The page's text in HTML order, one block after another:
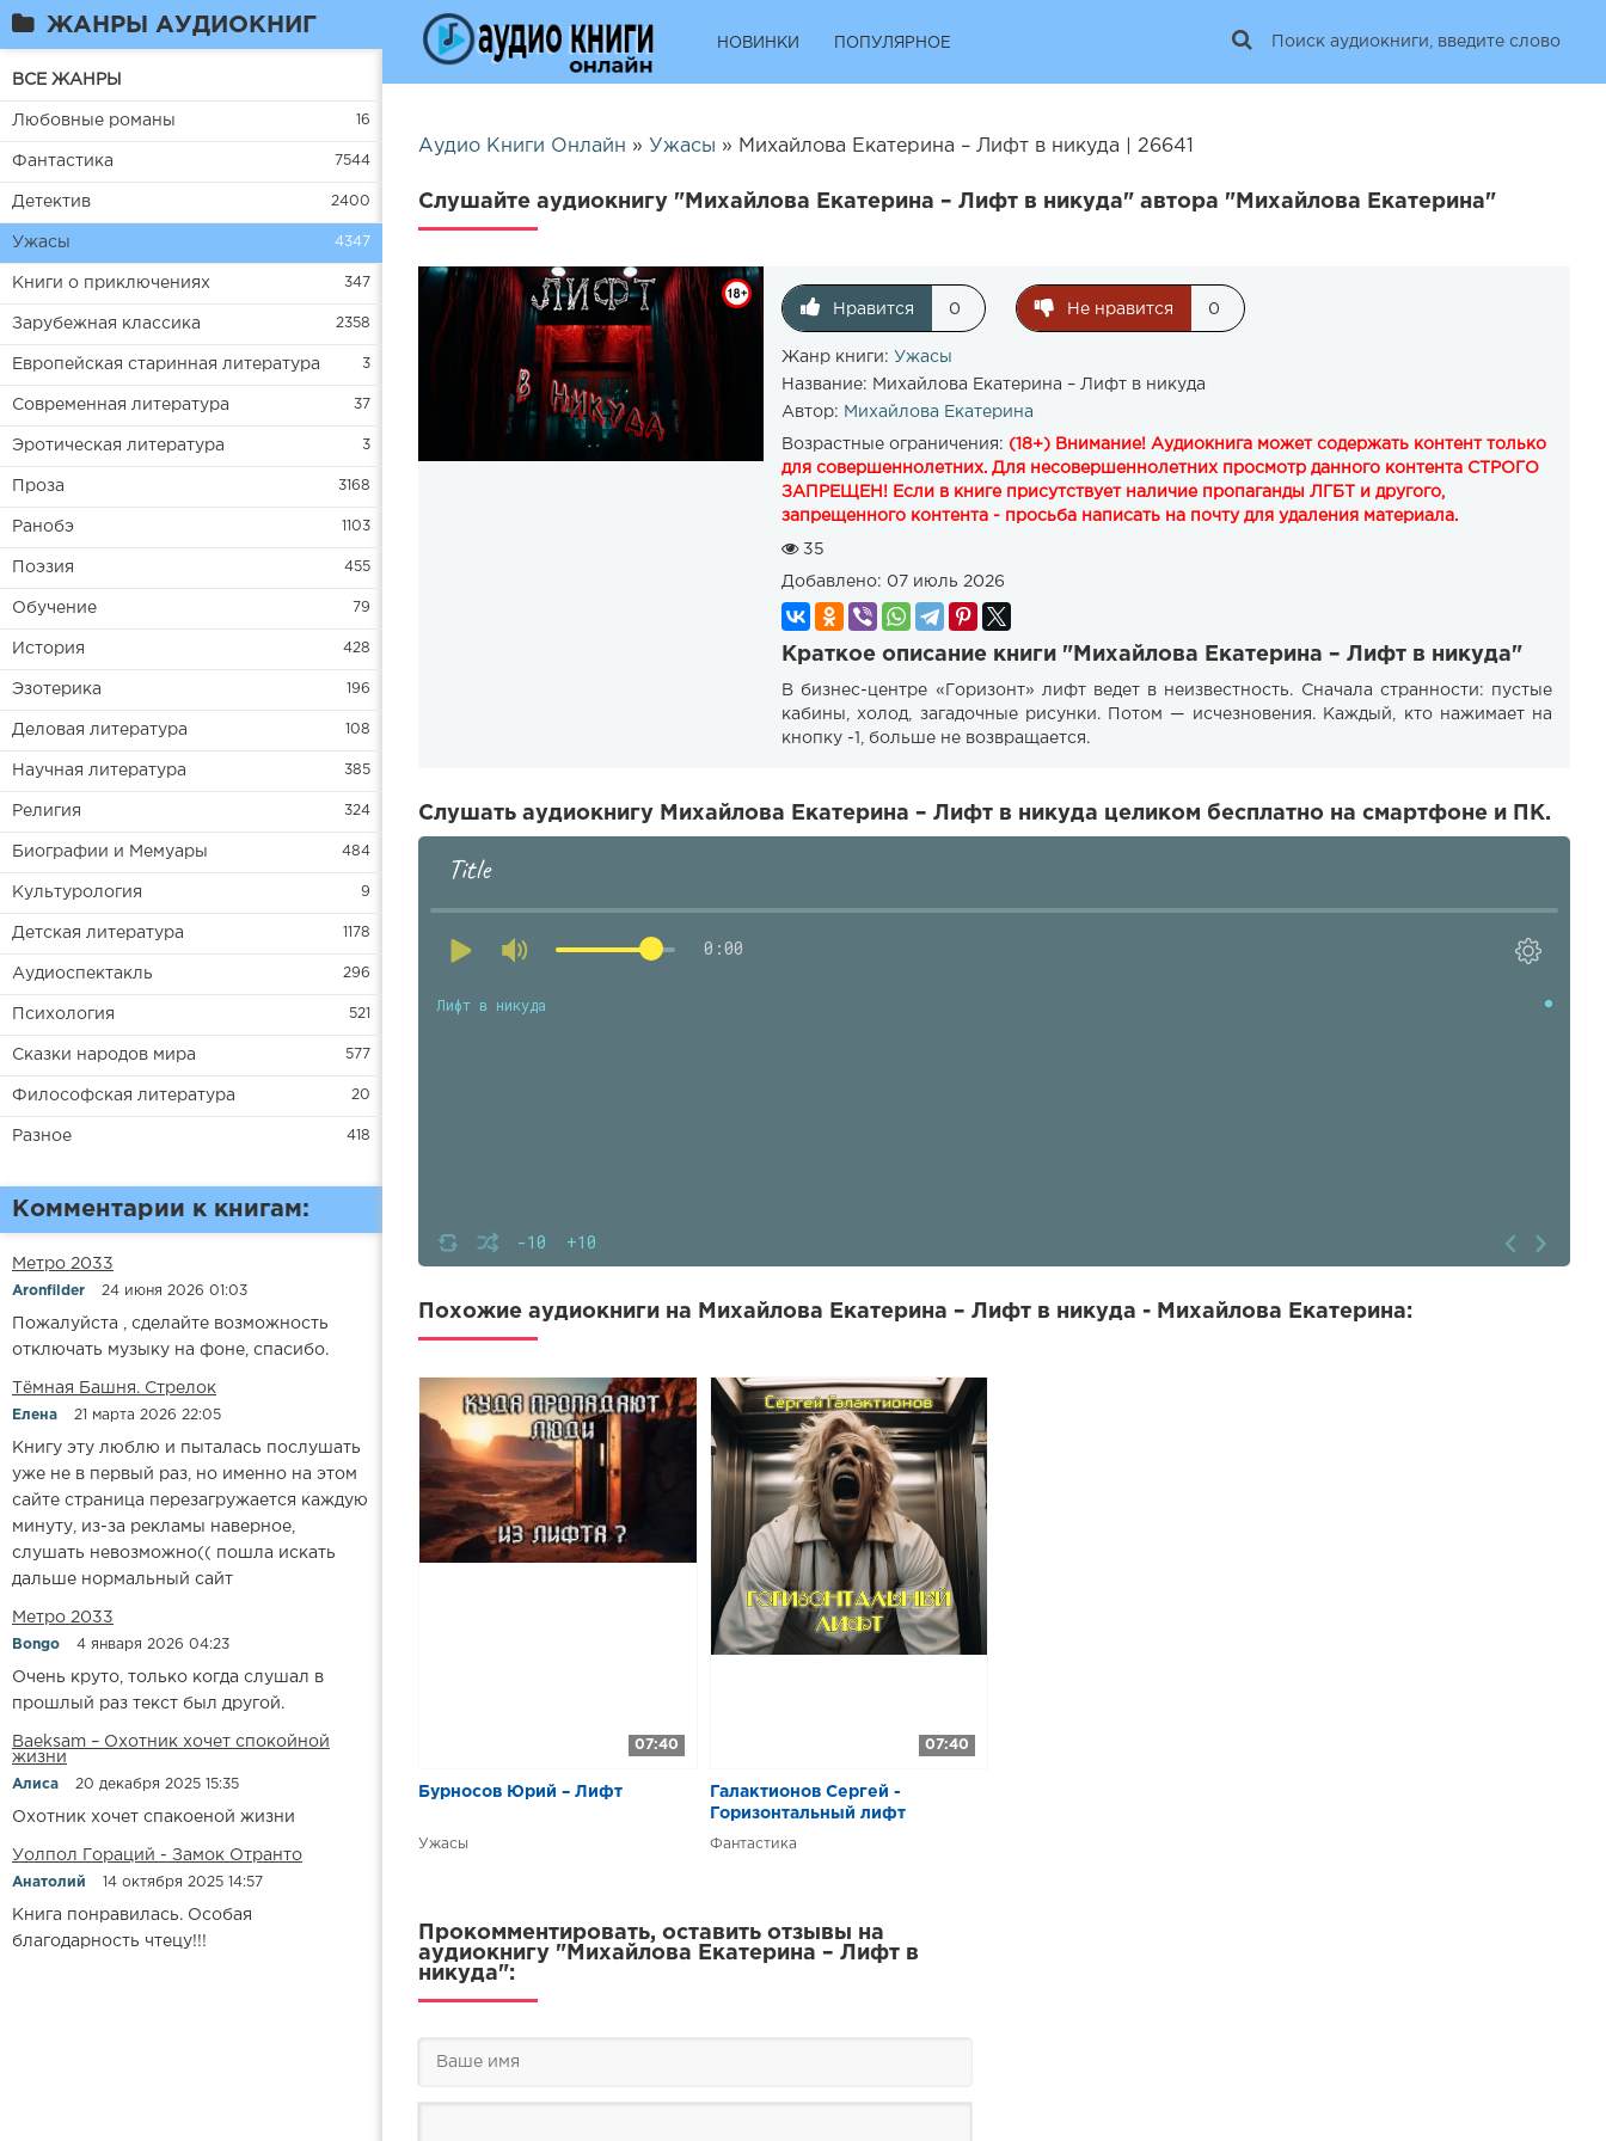
ЖАНРЫ АУДИОКНИГ
ВСЕ ЖАНРЫ
Любовные романы 16
Фантастика 7544
Детектив 2400
Ужасы 4347
Книги о приключениях 347
Зарубежная классика 2358
Европейская старинная литература 3
Современная литература 37
Эротическая литература 3
Проза 3168
Ранобэ 1103
Поэзия 455
Обучение 79
История 428
Эзотерика 196
Деловая литература 108
Научная литература 385
Религия 324
Биографии и Мемуары 484
Культурология 9
Детская литература 1178
Аудиоспектакль 296
Психология 521
Сказки народов мира 577
Философская литература 20
Разное 418
Комментарии к книгам:
Метро 2033
Aronfilder 24 июня 2026 01:03
Пожалуйста , сделайте возможность
отключать музыку на фоне, спасибо.
​​Тёмная Башня. Стрелок
Елена 21 марта 2026 22:05
Книгу эту люблю и пыталась послушать
уже не в первый раз, но именно на этом
сайте страница перезагружается каждую
минуту, из-за рекламы наверное,
слушать невозможно(( пошла искать
дальше нормальный сайт
Метро 2033
Bongo 4 января 2026 04:23
Очень круто, только когда слушал в
прошлый раз текст был другой.
Baeksam – Охотник хочет спокойной
жизни
Алиса 20 декабря 2025 15:35
Охотник хочет спакоеной жизни
Уолпол Гораций - Замок Отранто
Анатолий 14 октября 2025 14:57
Книга понравилась. Особая
благодарность чтецу!!!
НОВИНКИ ПОПУЛЯРНОЕ
Аудио Книги Онлайн » Ужасы » Михайлова Екатерина – Лифт в никуда | 26641
Слушайте аудиокнигу "Михайлова Екатерина – Лифт в никуда" автора "Михайлова Екатерина"
Нравится 0 Не нравится 0
Жанр книги: Ужасы
Название: Михайлова Екатерина – Лифт в никуда
Автор: Михайлова Екатерина
Возрастные ограничения: (18+) Внимание! Аудиокнига может содержать контент только
для совершеннолетних. Для несовершеннолетних просмотр данного контента СТРОГО
ЗАПРЕЩЕН! Если в книге присутствует наличие пропаганды ЛГБТ и другого,
запрещенного контента - просьба написать на почту для удаления материала.
35
Добавлено: 07 июль 2026
Краткое описание книги "Михайлова Екатерина – Лифт в никуда"
В бизнес-центре «Горизонт» лифт ведет в неизвестность. Сначала странности: пустые
кабины, холод, загадочные рисунки. Потом — исчезновения. Каждый, кто нажимает на
кнопку -1, больше не возвращается.
Слушать аудиокнигу Михайлова Екатерина – Лифт в никуда целиком бесплатно на смартфоне и ПК.
Title
0:00
-10 +10
Лифт в никуда
Похожие аудиокниги на Михайлова Екатерина – Лифт в никуда - Михайлова Екатерина:
07:40
Бурносов Юрий – Лифт
Ужасы
07:40
Галактионов Сергей -
Горизонтальный лифт
Фантастика
Прокомментировать, оставить отзывы на
аудиокнигу "Михайлова Екатерина – Лифт в
никуда":